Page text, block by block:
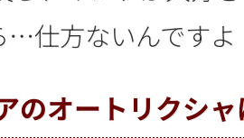
…仕方ないんですよ
のオートリクシ